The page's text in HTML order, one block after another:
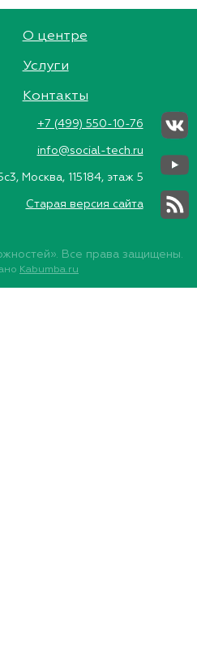
О центре
Услуги
Контакты
+7 (499) 550-10-76
info@social-tech.ru
Москва, 115184, этаж 5
Старая версия сайта
Все права защищены.
Kabumba.ru